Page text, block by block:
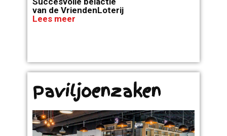
van de VriendenLoterij
Lees meer
Paviljoenzaken